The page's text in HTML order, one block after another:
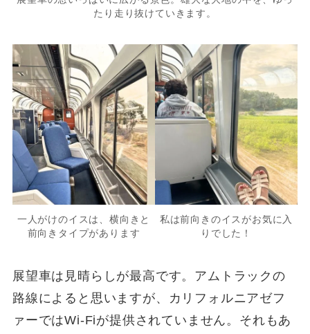
たり走り抜けていきます。
一人がけのイスは、横向きと
前向きタイプがあります
私は前向きのイスがお気に入
りでした！
展望車は見晴らしが最高です。アムトラックの
路線によると思いますが、カリフォルニアゼフ
ァーではWi-Fiが提供されていません。それもあ